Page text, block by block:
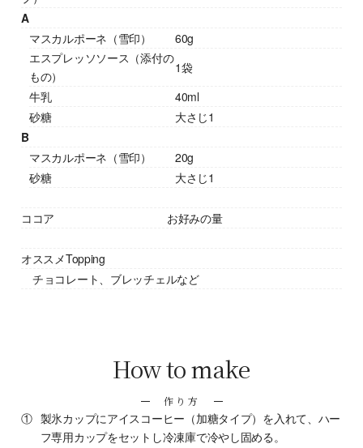
A
マスカルポーネ（雪印）
60g
エスプレッソソース（添付の
もの）
1袋
牛乳
40ml
砂糖
大さじ1
B
マスカルポーネ（雪印）
20g
砂糖
大さじ1
ココア お好みの量
オススメTopping
チョコレート、ブレッチェルなど
How to make
作り方
① 製氷カップにアイスコーヒー（加糖タイプ）を入れて、ハー
フ専用カップをセットし冷凍庫で冷やし固める。